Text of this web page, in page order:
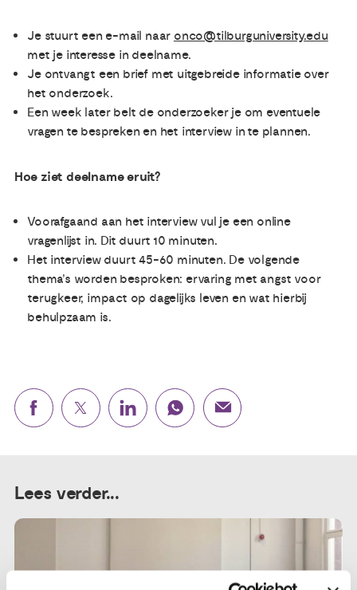
Je stuurt een e-mail naar onco@tilburguniversity.edu
met je interesse in deelname.
Je ontvangt een brief met uitgebreide informatie over
het onderzoek.
Een week later belt de onderzoeker je om eventuele
vragen te bespreken en het interview in te plannen.
Hoe ziet deelname eruit?
Voorafgaand aan het interview vul je een online
vragenlijst in. Dit duurt 10 minuten.
Het interview duurt 45-60 minuten. De volgende
thema’s worden besproken: ervaring met angst voor
terugkeer, impact op dagelijks leven en wat hierbij
behulpzaam is.
Lees verder...